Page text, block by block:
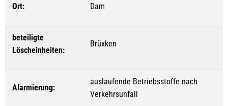
Ort: Dam
beteiligte
Löscheinheiten:
Brüxken
Alarmierung:
auslaufende Betriebsstoffe nach
Verkehrsunfall